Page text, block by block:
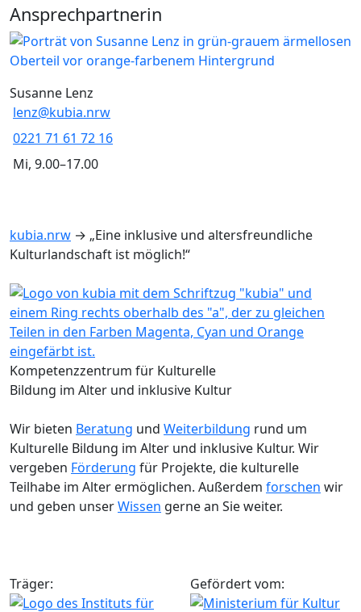
Ansprechpartnerin
Susanne Lenz
lenz@kubia.nrw
0221 71 61 72 16
Mi, 9.00–17.00
kubia.nrw → „Eine inklusive und altersfreundliche
Kulturlandschaft ist möglich!“
Kompetenzzentrum für Kulturelle
Bildung im Alter und inklusive Kultur
Wir bieten Beratung und Weiterbildung rund um
Kulturelle Bildung im Alter und inklusive Kultur. Wir
vergeben Förderung für Projekte, die kulturelle
Teilhabe im Alter ermöglichen. Außerdem forschen wir
und geben unserWissen gerne an Sie weiter.
Träger: Gefördert vom: